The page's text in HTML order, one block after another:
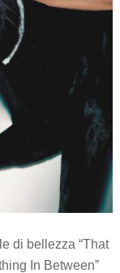
di bellezza “That
In Between”